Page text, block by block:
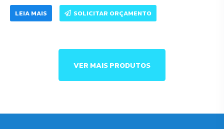
LEIA MAIS SOLICITAR ORÇAMENTO
VER MAIS PRODUTOS